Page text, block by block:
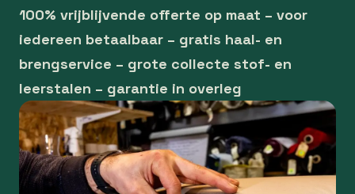
100% vrijblijvende offerte op maat – voor
iedereen betaalbaar – gratis haal- en
brengservice – grote collecte stof- en
leerstalen – garantie in overleg